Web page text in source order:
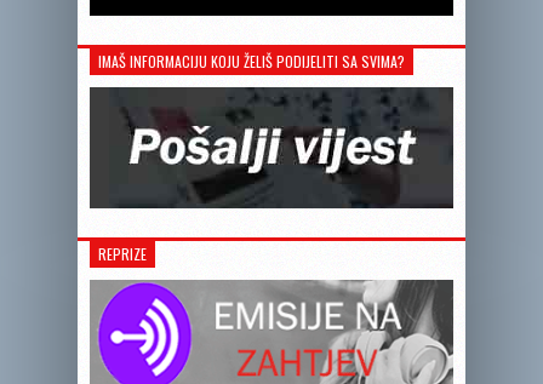
IMAŠ INFORMACIJU KOJU ŽELIŠ PODIJELITI SA SVIMA?
REPRIZE